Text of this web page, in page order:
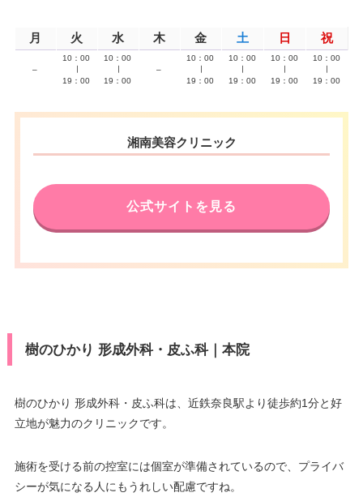
月 火 水 木 金 土 日 祝
–
10：00
19：00
10：00
19：00
–
10：00
19：00
10：00
19：00
10：00
19：00
10：00
19：00
湘南美容クリニック
公式サイトを見る
樹のひかり 形成外科・皮ふ科｜本院
樹のひかり 形成外科・皮ふ科は、近鉄奈良駅より徒歩約1分と好
立地が魅力のクリニックです。
施術を受ける前の控室には個室が準備されているので、プライバ
シーが気になる人にもうれしい配慮ですね。